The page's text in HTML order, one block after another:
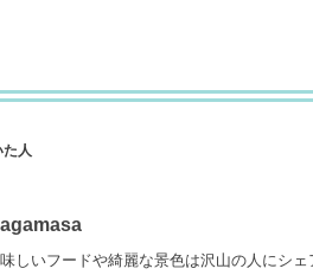
人
味しいフードや綺麗な景色は沢山の人にシ